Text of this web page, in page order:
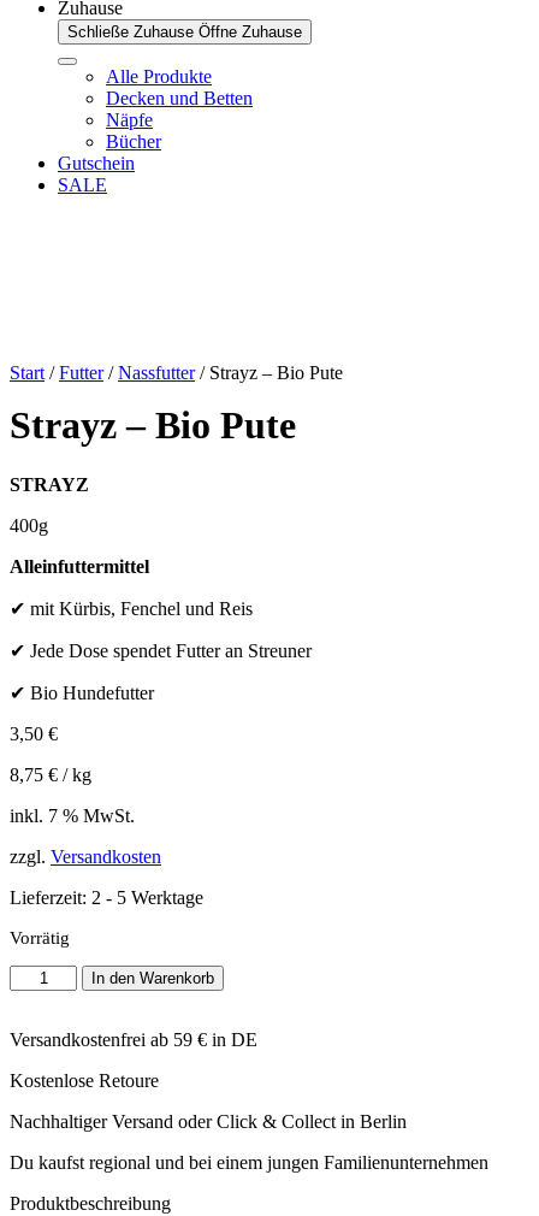
Zuhause
Schließe Zuhause Öffne Zuhause
Alle Produkte
Decken und Betten
Näpfe
Bücher
Gutschein
SALE
Start /Futter/Nassfutter/ Strayz – Bio Pute
Strayz – Bio Pute
STRAYZ
400g
Alleinfuttermittel
✔ mit Kürbis, Fenchel und Reis
✔ Jede Dose spendet Futter an Streuner
✔ Bio Hundefutter
3,50 €
8,75 € /kg
inkl. 7 % MwSt.
zzgl. Versandkosten
Lieferzeit: 2 - 5 Werktage
Vorrätig
Strayz
-
Pute
In den Warenkorb
Versandkostenfrei ab 59 € in DE
Kostenlose Retoure
Nachhaltiger Versand oder Click & Collect in Berlin
Du kaufst regional und bei einem jungen Familienunternehmen
Produktbeschreibung